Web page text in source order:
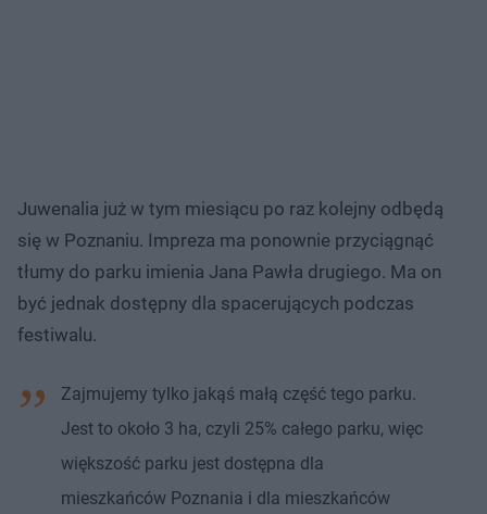
Juwenalia już w tym miesiącu po raz kolejny odbędą
się w Poznaniu. Impreza ma ponownie przyciągnąć
tłumy do parku imienia Jana Pawła drugiego. Ma on
być jednak dostępny dla spacerujących podczas
festiwalu.
Zajmujemy tylko jakąś małą część tego parku.
Jest to około 3 ha, czyli 25% całego parku, więc
większość parku jest dostępna dla
mieszkańców Poznania i dla mieszkańców